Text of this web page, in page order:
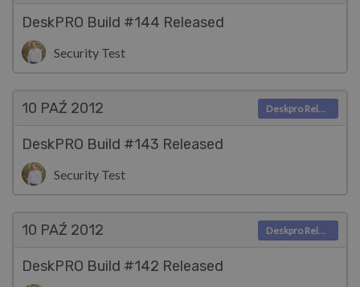
DeskPRO Build #144 Released
Security Test
10 PAŹ 2012
DeskPRO Build #143 Released
Security Test
Deskpro Releases
10 PAŹ 2012
DeskPRO Build #142 Released
Deskpro Releases